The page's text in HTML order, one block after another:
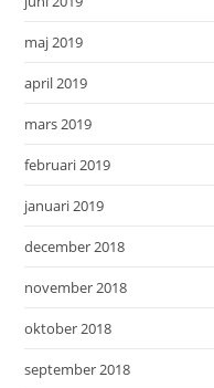
maj 2019
april 2019
mars 2019
februari 2019
januari 2019
december 2018
november 2018
oktober 2018
september 2018